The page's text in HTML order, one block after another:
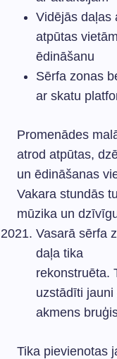
Vidējās daļas
atpūtas
ēdināšanu
Sērfa zonas
ar skatu
Promenādes
atrod atpūtas,
un ēdināšanas
Vakara stundās
mūzika un
Vasarā sērfa
daļa tika
rekonstruēta.
uzstādīti jauni
akmens
Tika pievienotas